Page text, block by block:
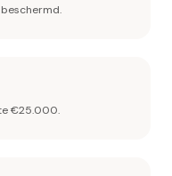
beschermd.
€25.000.